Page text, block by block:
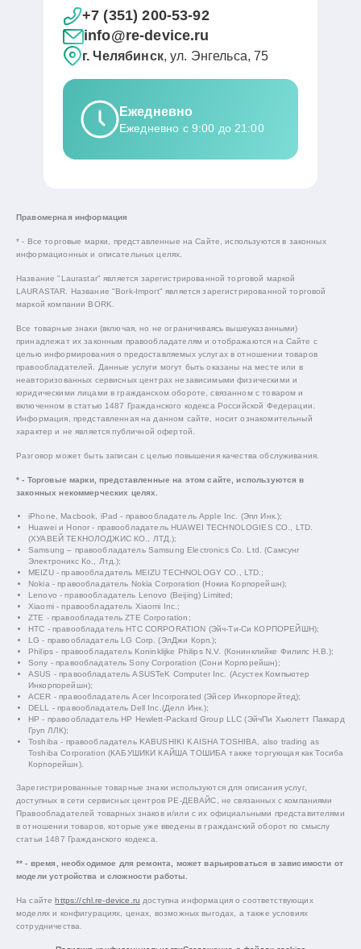
+7 (351) 200-53-92
info@re-device.ru
г. Челябинск, ул. Энгельса, 75
Ежедневно
Ежедневно с 9:00 до 21:00
Правомерная информация
* - Все торговые марки, представленные на Сайте, используются в законных
информационных и описательных целях.
Название "Laurastar" является зарегистрированной торговой маркой
LAURASTAR. Название "Bork-Import" является зарегистрированной торговой
маркой компании BORK.
Все товарные знаки (включая, но не ограничиваясь вышеуказанными)
принадлежат их законным правообладателям и отображаются на Сайте с
целью информирования о предоставляемых услугах в отношении товаров
правообладателей. Данные услуги могут быть оказаны на месте или в
неавторизованных сервисных центрах независимыми физическими и
юридическими лицами в гражданском обороте, связанном с товаром и
включенном в статью 1487 Гражданского кодекса Российской Федерации.
Информация, представленная на данном сайте, носит ознакомительный
характер и не является публичной офертой.
Разговор может быть записан с целью повышения качества обслуживания.
* - Торговые марки, представленные на этом сайте, используются в
законных некоммерческих целях.
iPhone, Macbook, iPad - правообладатель Apple Inc. (Эпл Инк.);
Huawei и Honor - правообладатель HUAWEI TECHNOLOGIES CO., LTD.
(ХУАВЕЙ ТЕКНОЛОДЖИС КО., ЛТД.);
Samsung – правообладатель Samsung Electronics Co. Ltd. (Самсунг
Электроникс Ко., Лтд.);
MEIZU - правообладатель MEIZU TECHNOLOGY CO., LTD.;
Nokia - правообладатель Nokia Corporation (Нокиа Корпорейшн);
Lenovo - правообладатель Lenovo (Beijing) Limited;
Xiaomi - правообладатель Xiaomi Inc.;
ZTE - правообладатель ZTE Corporation;
HTC - правообладатель HTC CORPORATION (Эйч-Ти-Си КОРПОРЕЙШН);
LG - правообладатель LG Corp. (ЭлДжи Корп.);
Philips - правообладатель Koninklijke Philips N.V. (Конинклийке Филипс Н.В.);
Sony - правообладатель Sony Corporation (Сони Корпорейшн);
ASUS - правообладатель ASUSTeK Computer Inc. (Асустек Компьютер
Инкорпорейшн);
ACER - правообладатель Acer Incorporated (Эйсер Инкорпорейтед);
DELL - правообладатель Dell Inc.(Делл Инк.);
HP - правообладатель HP Hewlett-Packard Group LLC (ЭйчПи Хьюлетт Паккард
Груп ЛЛК);
Toshiba - правообладатель KABUSHIKI KAISHA TOSHIBA, also trading as
Toshiba Corporation (КАБУШИКИ КАЙША ТОШИБА также торгующая как Тосиба
Корпорейшн).
Зарегистрированные товарные знаки используются для описания услуг,
доступных в сети сервисных центров РЕ-ДЕВАЙС, не связанных с компаниями
Правообладателей товарных знаков и/или с их официальными представителями
в отношении товаров, которые уже введены в гражданский оборот по смыслу
статьи 1487 Гражданского кодекса.
** - время, необходимое для ремонта, может варьироваться в зависимости от
модели устройства и сложности работы.
На сайтеhttps://chl.re-device.ru доступна информация о соответствующих
моделях и конфигурациях, ценах, возможных выгодах, а также условиях
сотрудничества.